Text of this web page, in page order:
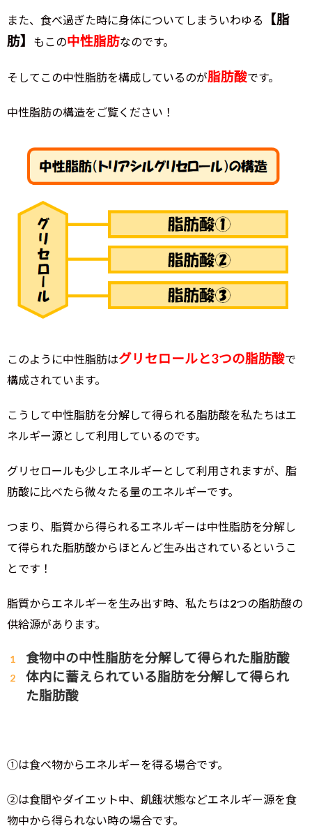
また、食べ過ぎた時に身体についてしまういわゆる
【脂
肪】
もこの中性脂肪なのです。
そしてこの中性脂肪を構成しているのが脂肪酸です。
中性脂肪の構造をご覧ください！
このように中性脂肪はグリセロールと3つの脂肪酸で
構成されています。
こうして中性脂肪を分解して得られる脂肪酸を私たちはエ
ネルギー源として利用しているのです。
グリセロールも少しエネルギーとして利用されますが、脂
肪酸に比べたら微々たる量のエネルギーです。
つまり、脂質から得られるエネルギーは中性脂肪を分解し
て得られた脂肪酸からほとんど生み出されているというこ
とです！
脂質からエネルギーを生み出す時、私たちは2つの脂肪酸の
供給源があります。
食物中の中性脂肪を分解して得られた脂肪酸
体内に蓄えられている脂肪を分解して得られ
た脂肪酸
①は食べ物からエネルギーを得る場合です。
②は食間やダイエット中、飢餓状態などエネルギー源を食
物中から得られない時の場合です。